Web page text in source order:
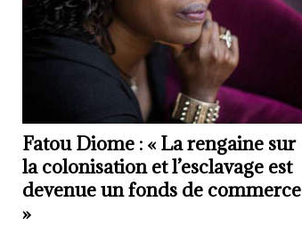
Fatou Diome : « La rengaine sur
la colonisation et l’esclavage est
devenue un fonds de commerce
»